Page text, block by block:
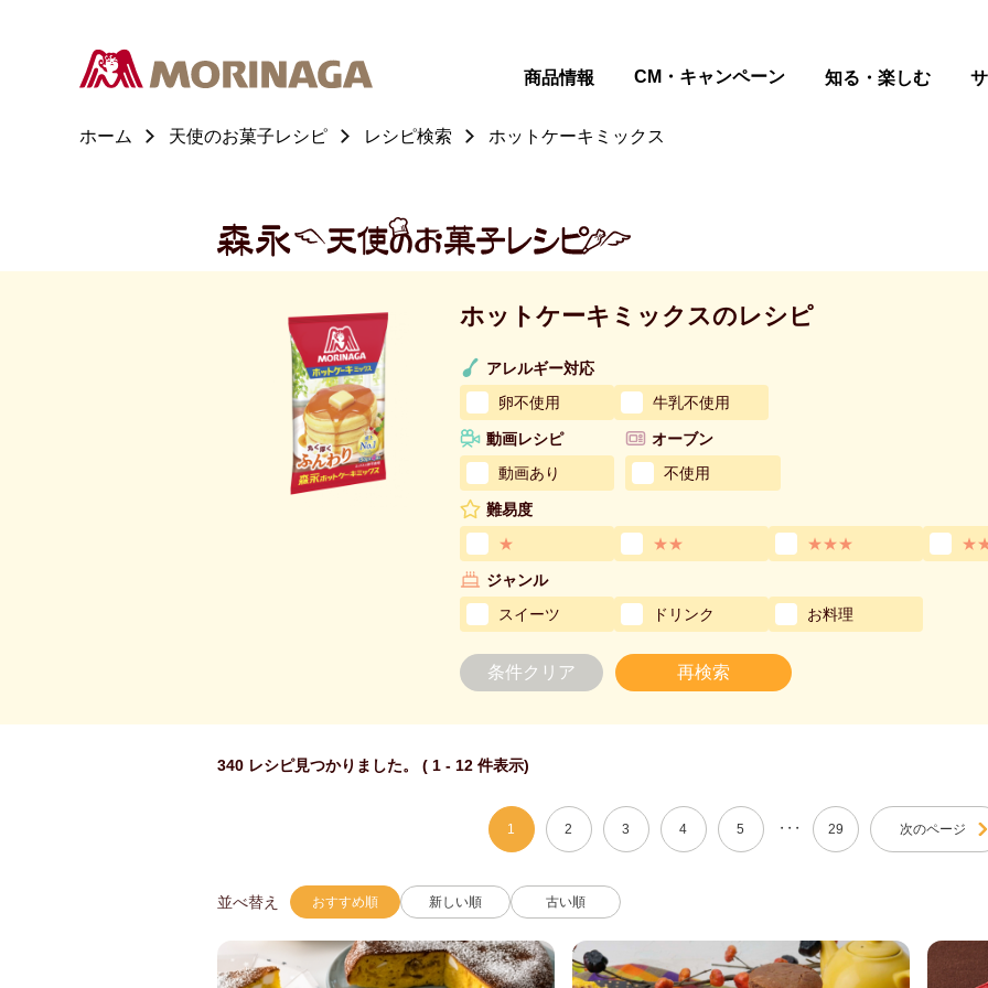
商品情報 CM・キャンペーン 知る・楽しむ
ホーム 天使のお菓子レシピ レシピ検索 ホットケーキミックス
ホットケーキミックスのレシピ
アレルギー対応
卵不使用
牛乳不使用
動画レシピ
動画あり
オーブン
不使用
難易度
★
★★ ★★★
ジャンル
スイーツ
ドリンク お料理
条件クリア 再検索
340 レシピ見つかりました。 ( 1 - 12 件表示)
1 2 3 4 5 ・・・ 29 次のページ
並べ替え おすすめ順 新しい順 古い順